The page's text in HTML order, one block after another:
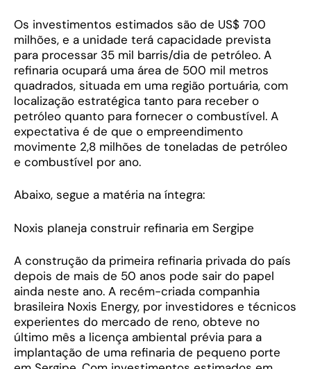
Os investimentos estimados são de US$ 700
milhões, e a unidade terá capacidade prevista
para processar 35 mil barris/dia de petróleo. A
refinaria ocupará uma área de 500 mil metros
quadrados, situada em uma região portuária, com
localização estratégica tanto para receber o
petróleo quanto para fornecer o combustível. A
expectativa é de que o empreendimento
movimente 2,8 milhões de toneladas de petróleo
e combustível por ano.
Abaixo, segue a matéria na íntegra:
Noxis planeja construir refinaria em Sergipe
A construção da primeira refinaria privada do país
depois de mais de 50 anos pode sair do papel
ainda neste ano. A recém-criada companhia
brasileira Noxis Energy, por investidores e técnicos
experientes do mercado de reno, obteve no
último mês a licença ambiental prévia para a
implantação de uma refinaria de pequeno porte